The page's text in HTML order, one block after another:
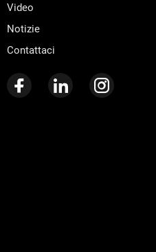
Video
Notizie
Contattaci